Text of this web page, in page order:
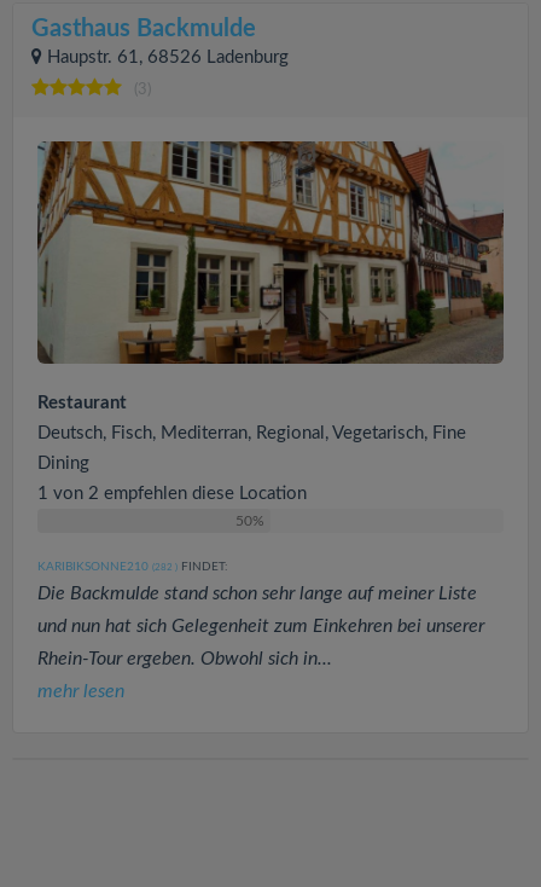
Gasthaus Backmulde
Haupstr. 61, 68526 Ladenburg
(3)
Restaurant
Deutsch, Fisch, Mediterran, Regional, Vegetarisch, Fine
Dining
1 von 2 empfehlen diese Location
50%
KARIBIKSONNE210 (282 ) FINDET:
Die Backmulde stand schon sehr lange auf meiner Liste
und nun hat sich Gelegenheit zum Einkehren bei unserer
Rhein-Tour ergeben. Obwohl sich in...
mehr lesen